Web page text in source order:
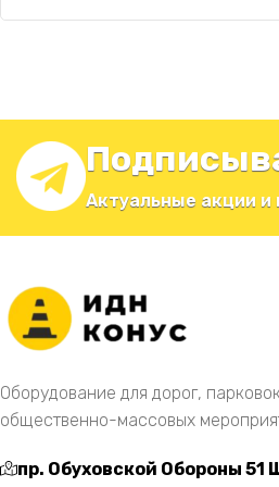
Актуальные акции и
Оборудование для дорог,
общественно-массовых
пр. Обуховской Обороны 51